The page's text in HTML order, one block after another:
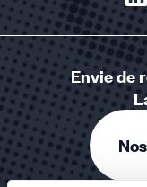
Envie de